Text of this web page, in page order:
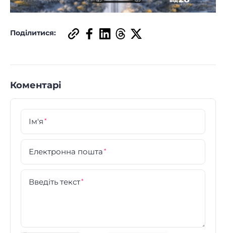
Поділитися:
Коментарі
Ім'я *
Електронна пошта *
Введіть текст*